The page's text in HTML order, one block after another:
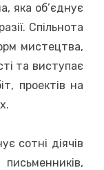
яка об’єднує
Спільнота
мистецтва,
та виступає
проектів на
сотні діячів